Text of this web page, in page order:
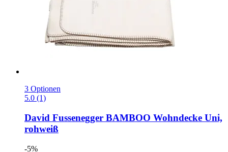
3 Optionen
5.0 (1)
David Fussenegger BAMBOO Wohndecke Uni,
rohweiß
-5%